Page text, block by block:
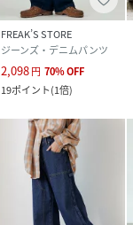
FREAK’S STORE
ジーンズ・デニムパンツ
2,098円 70%OFF
19ポイント(1倍)